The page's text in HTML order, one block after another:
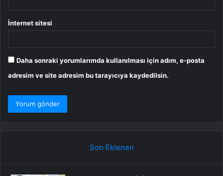
İnternet sitesi
Daha sonraki yorumlarımda kullanılması için adım, e-posta
adresim ve site adresim bu tarayıcıya kaydedilsin.
Son Eklenen